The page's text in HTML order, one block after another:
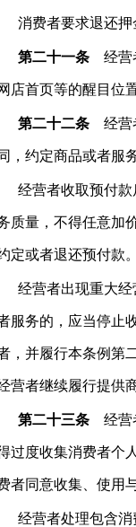
消费者要求退还
第二十一条 经营
店首页等的醒目位
第二十二条 经营
，约定商品或者服
经营者收取预付
质量，不得任意加
定或者退还预付款
经营者出现重大
服务的，应当停止
，并履行本条例第
营者继续履行提供
第二十三条 经营
过度收集消费者个
者同意收集、使用
经营者处理包含